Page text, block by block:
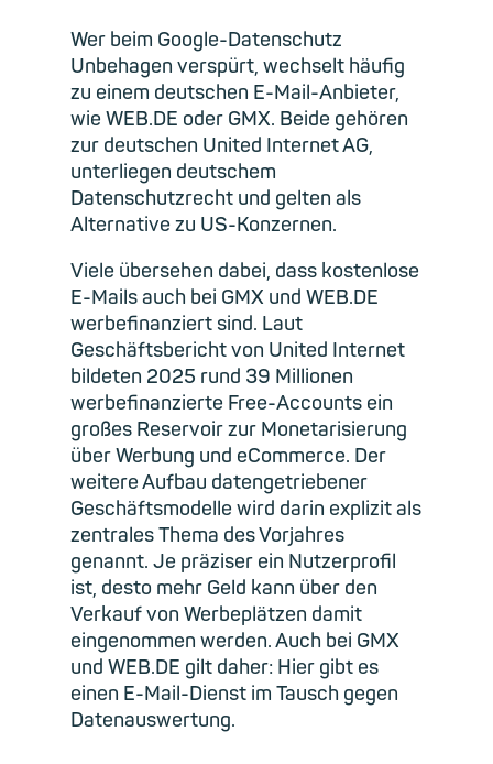
Wer beim Google-Datenschutz
Unbehagen verspürt, wechselt häufig
zu einem deutschen E-Mail-Anbieter,
wie WEB.DE oder GMX. Beide gehören
zur deutschen United Internet AG,
unterliegen deutschem
Datenschutzrecht und gelten als
Alternative zu US-Konzernen.
Viele übersehen dabei, dass kostenlose
E-Mails auch bei GMX und WEB.DE
werbefinanziert sind. Laut
Geschäftsbericht von United Internet
bildeten 2025 rund 39 Millionen
werbefinanzierte Free-Accounts ein
großes Reservoir zur Monetarisierung
über Werbung und eCommerce. Der
weitere Aufbau datengetriebener
Geschäftsmodelle wird darin explizit als
zentrales Thema des Vorjahres
genannt. Je präziser ein Nutzerprofil
ist, desto mehr Geld kann über den
Verkauf von Werbeplätzen damit
eingenommen werden. Auch bei GMX
und WEB.DE gilt daher: Hier gibt es
einen E-Mail-Dienst im Tausch gegen
Datenauswertung.